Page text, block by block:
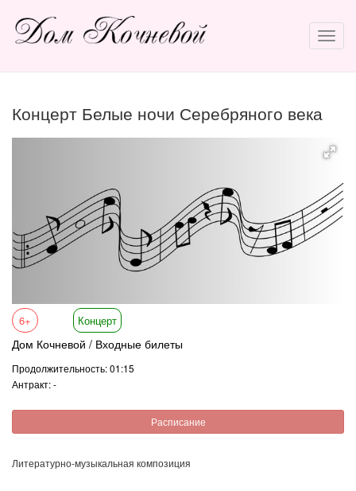
Концерт Белые ночи Серебряного века
6+ Концерт
Дом Кочневой / Входные билеты
Продолжительность: 01:15
Антракт: -
Расписание
Литературно-музыкальная композиция